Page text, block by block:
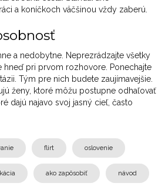
a koníčkoch väčšinou vždy zaberú.
a nedobytne. Neprezrádzajte všetky
hneď pri prvom rozhovore. Ponechajte
Tým pre nich budete zaujímavejšie.
ženy, ktoré môžu postupne odhaľovať
dajú najavo svoj jasný cieľ, často
flirt oslovenie
ako zapôsobiť návod